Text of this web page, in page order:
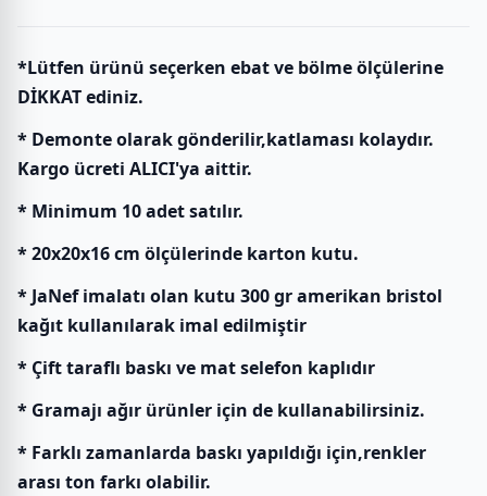
*Lütfen ürünü seçerken ebat ve bölme ölçülerine
DİKKAT ediniz.
* Demonte olarak gönderilir,katlaması kolaydır.
Kargo ücreti ALICI'ya aittir.
* Minimum 10 adet satılır.
* 20x20x16 cm ölçülerinde karton kutu.
* JaNef imalatı olan kutu 300 gr amerikan bristol
kağıt kullanılarak imal edilmiştir
* Çift taraflı baskı ve mat selefon kaplıdır
* Gramajı ağır ürünler için de kullanabilirsiniz.
* Farklı zamanlarda baskı yapıldığı için,renkler
arası ton farkı olabilir.